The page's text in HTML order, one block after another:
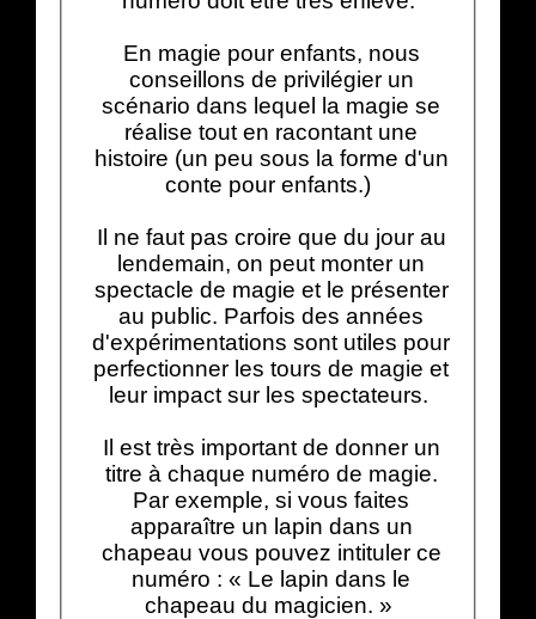
En magie pour enfants, nous
conseillons de privilégier un
scénario dans lequel la magie se
réalise tout en racontant une
histoire (un peu sous la forme d'un
conte pour enfants.)
Il ne faut pas croire que du jour au
lendemain, on peut monter un
spectacle de magie et le présenter
au public. Parfois des années
d'expérimentations sont utiles pour
perfectionner les tours de magie et
leur impact sur les spectateurs.
Il est très important de donner un
titre à chaque numéro de magie.
Par exemple, si vous faites
apparaître un lapin dans un
chapeau vous pouvez intituler ce
numéro : « Le lapin dans le
chapeau du magicien. »